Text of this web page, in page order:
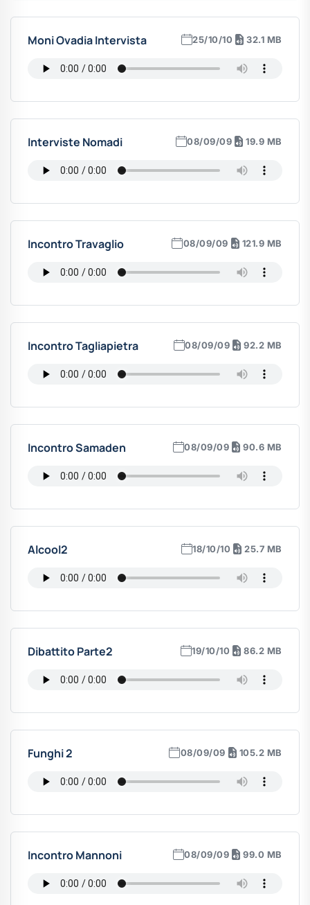
Moni Ovadia Intervista 25/10/10 32.1 MB
Interviste Nomadi 08/09/09 19.9 MB
Incontro Travaglio 08/09/09 121.9 MB
Incontro Tagliapietra 08/09/09 92.2 MB
Incontro Samaden 08/09/09 90.6 MB
Alcool2 18/10/10 25.7 MB
Dibattito Parte2 19/10/10 86.2 MB
Funghi 2 08/09/09 105.2 MB
Incontro Mannoni 08/09/09 99.0 MB